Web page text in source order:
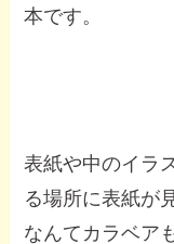
本です。
表紙や中のイラ
る場所に表紙が
なんてカラベア